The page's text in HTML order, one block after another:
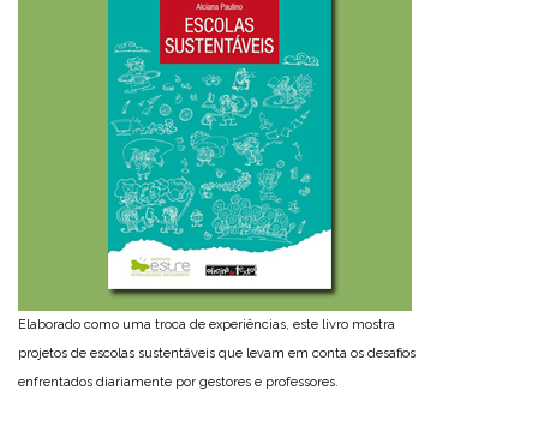
Elaborado como uma troca de experiências, este livro mostra
projetos de escolas sustentáveis que levam em conta os desafios
enfrentados diariamente por gestores e professores.